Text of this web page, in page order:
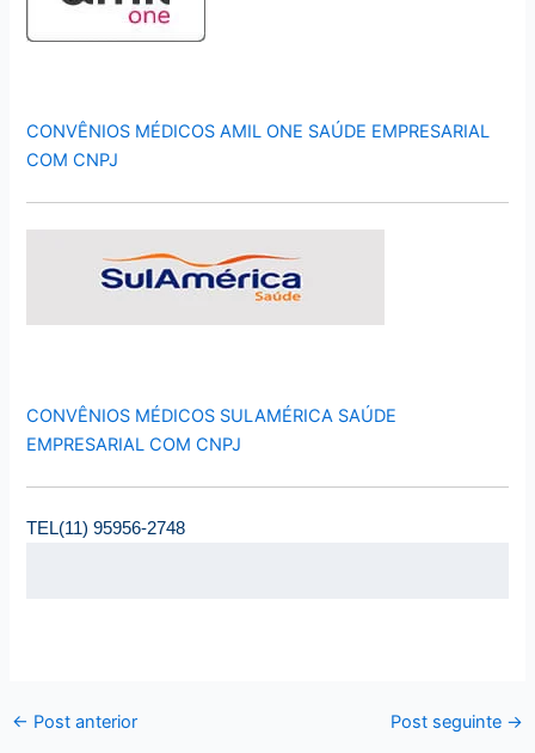
CONVÊNIOS MÉDICOS AMIL ONE SAÚDE EMPRESARIAL
COM CNPJ
CONVÊNIOS MÉDICOS SULAMÉRICA SAÚDE
EMPRESARIAL COM CNPJ
TEL(11) 95956-2748
← Post anterior Post seguinte →